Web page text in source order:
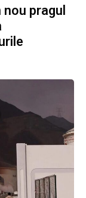
pragul